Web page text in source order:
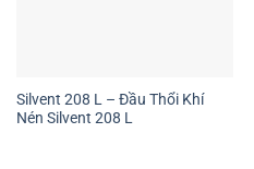
Silvent 208 L – Đầu Thổi Khí
Nén Silvent 208 L